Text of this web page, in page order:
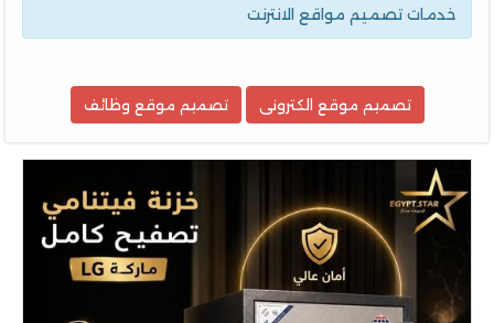
خدمات تصميم مواقع الانترنت
تصميم موقع الكترونى تصميم موقع وظائف